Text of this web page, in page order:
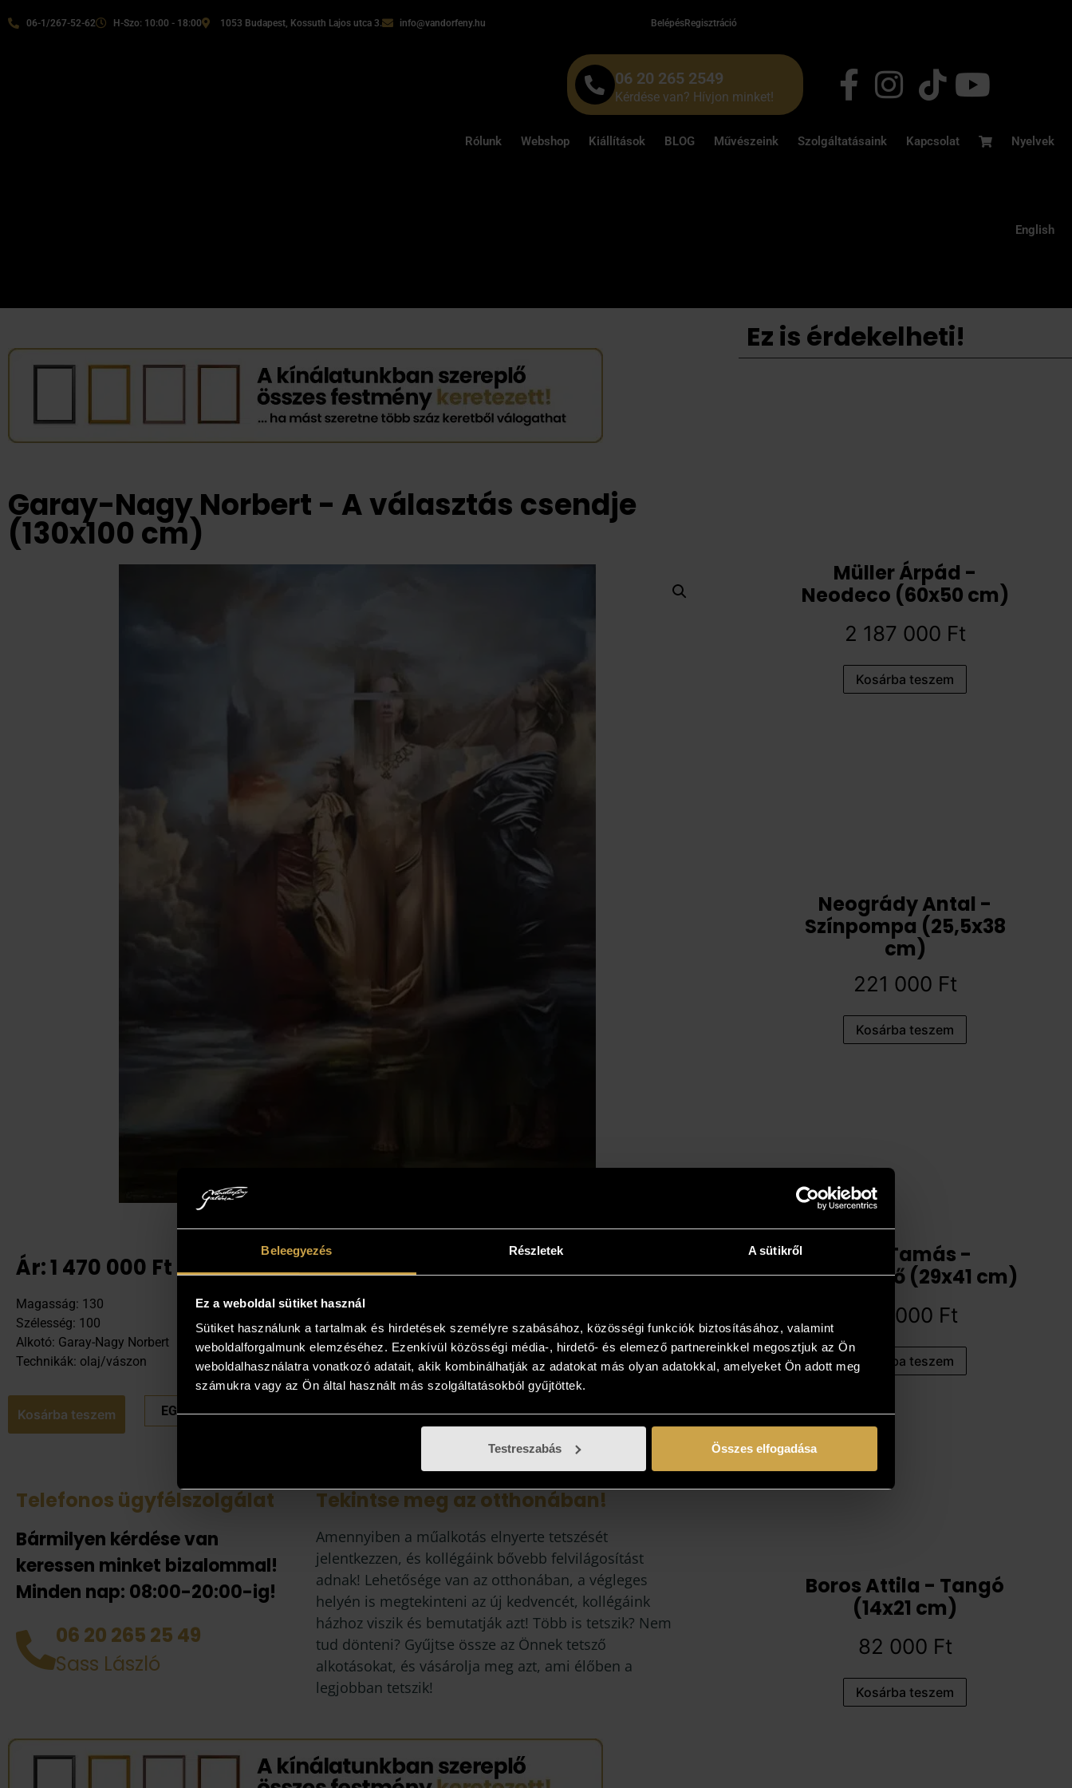
Beleegyezés Részletek A sütikről
Ez a weboldal sütiket használ
Sütiket használunk a tartalmak és hirdetések személyre szabásához, közösségi funkciók biztosításához, valamint
weboldalforgalmunk elemzéséhez. Ezenkívül közösségi média-, hirdető- és elemező partnereinkkel megosztjuk az Ön
weboldalhasználatra vonatkozó adatait, akik kombinálhatják az adatokat más olyan adatokkal, amelyeket Ön adott meg
számukra vagy az Ön által használt más szolgáltatásokból gyűjtöttek.
Testreszabás Összes elfogadása
06-1/267-52-62 H-Szo: 10:00 - 18:00 1053 Budapest, Kossuth Lajos utca 3. info@vandorfeny.hu BelépésRegisztráció
06 20 265 2549
Kérdése van? Hívjon minket!
Rólunk Webshop Kiállítások BLOG Művészeink Szolgáltatásaink Kapcsolat Nyelvek
English
Garay-Nagy Norbert - A választás csendje
(130x100 cm)
Ár:1 470 000 Ft
Magasság: 130
Szélesség: 100
Alkotó: Garay-Nagy Norbert
Technikák: olaj/vászon
Kosárba teszem EGYEDI ÁRAT KÉREK
Telefonos ügyfélszolgálat
Bármilyen kérdése van
keressen minket bizalommal!
Minden nap: 08:00-20:00-ig!
06 20 265 25 49
Sass László
Tekintse meg az otthonában!
Amennyiben a műalkotás elnyerte tetszését
jelentkezzen, és kollégáink bővebb felvilágosítást
adnak! Lehetősége van az otthonában, a végleges
helyén is megtekinteni az új kedvencét, kollégáink
házhoz viszik és bemutatják azt! Több is tetszik? Nem
tud dönteni? Gyűjtse össze az Önnek tetsző
alkotásokat, és vásárolja meg azt, ami élőben a
legjobban tetszik!
Ez is érdekelheti!
Müller Árpád -
Neodeco (60x50 cm)
2 187 000 Ft
Kosárba teszem
Neogrády Antal -
Színpompa (25,5x38
cm)
221 000 Ft
Kosárba teszem
Mág Tamás -
Szobabelső (29x41 cm)
867 000 Ft
Kosárba teszem
Boros Attila - Tangó
(14x21 cm)
82 000 Ft
Kosárba teszem